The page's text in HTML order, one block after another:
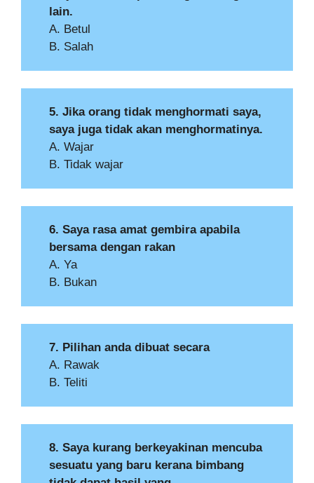
lain.
A. Betul
B. Salah
5. Jika orang tidak menghormati saya,
saya juga tidak akan menghormatinya.
A. Wajar
B. Tidak wajar
6. Saya rasa amat gembira apabila
bersama dengan rakan
A. Ya
B. Bukan
7. Pilihan anda dibuat secara
A. Rawak
B. Teliti
8. Saya kurang berkeyakinan mencuba
sesuatu yang baru kerana bimbang